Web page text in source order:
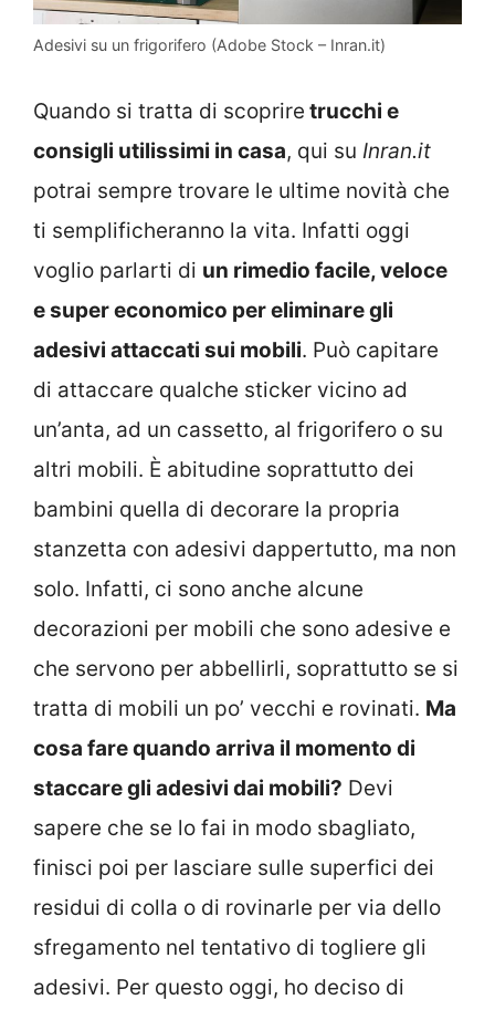
Adesivi su un frigorifero (Adobe Stock – Inran.it)
Quando si tratta di scoprire trucchi e
consigli utilissimi in casa, qui su Inran.it
potrai sempre trovare le ultime novità che
ti semplificheranno la vita. Infatti oggi
voglio parlarti di un rimedio facile, veloce
e super economico per eliminare gli
adesivi attaccati sui mobili. Può capitare
di attaccare qualche sticker vicino ad
un’anta, ad un cassetto, al frigorifero o su
altri mobili. È abitudine soprattutto dei
bambini quella di decorare la propria
stanzetta con adesivi dappertutto, ma non
solo. Infatti, ci sono anche alcune
decorazioni per mobili che sono adesive e
che servono per abbellirli, soprattutto se si
tratta di mobili un po’ vecchi e rovinati. Ma
cosa fare quando arriva il momento di
staccare gli adesivi dai mobili? Devi
sapere che se lo fai in modo sbagliato,
finisci poi per lasciare sulle superfici dei
residui di colla o di rovinarle per via dello
sfregamento nel tentativo di togliere gli
adesivi. Per questo oggi, ho deciso di